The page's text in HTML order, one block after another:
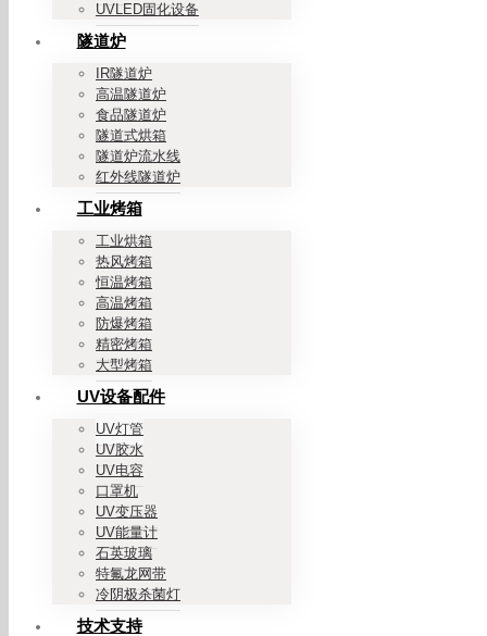
UVLED固化设备
隧道炉
IR隧道炉
高温隧道炉
食品隧道炉
隧道式烘箱
隧道炉流水线
红外线隧道炉
工业烤箱
工业烘箱
热风烤箱
恒温烤箱
高温烤箱
防爆烤箱
精密烤箱
大型烤箱
UV设备配件
UV灯管
UV胶水
UV电容
口罩机
UV变压器
UV能量计
石英玻璃
特氟龙网带
冷阴极杀菌灯
技术支持